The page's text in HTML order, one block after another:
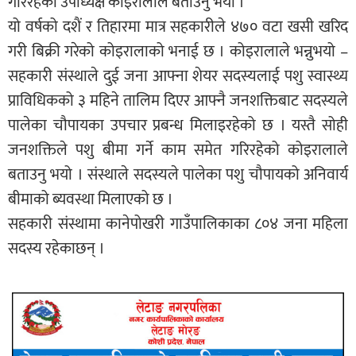
यो वर्षको दशैं र तिहारमा मात्र सहकारीले ४७० वटा खसी खरिद
गरी बिक्री गरेको कोइरालाको भनाई छ । कोइरालाले भन्नुभयो –
सहकारी संस्थाले दुई जना आफ्ना शेयर सदस्यलाई पशु स्वास्थ्य
प्राविधिकको ३ महिने तालिम दिएर आफ्नै जनशक्तिबाट सदस्यले
पालेका चौपायका उपचार प्रबन्ध मिलाइरहेको छ । यस्तै सोही
जनशक्तिले पशु बीमा गर्ने काम समेत गरिरहेको कोइरालाले
बताउनु भयो । संस्थाले सदस्यले पालेका पशु चौपायको अनिवार्य
बीमाको ब्यवस्था मिलाएको छ ।
सहकारी संस्थामा कानेपोखरी गाउँपालिकाका ८०४ जना महिला
सदस्य रहेकाछन् ।